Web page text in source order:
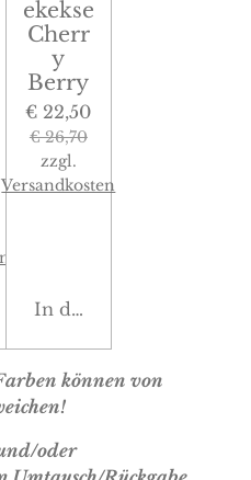
ekekse
Cherr
y
Berry
€ 22,50
€ 26,70
zzgl.
Versandkosten
In den Warenkorb
können von
oder